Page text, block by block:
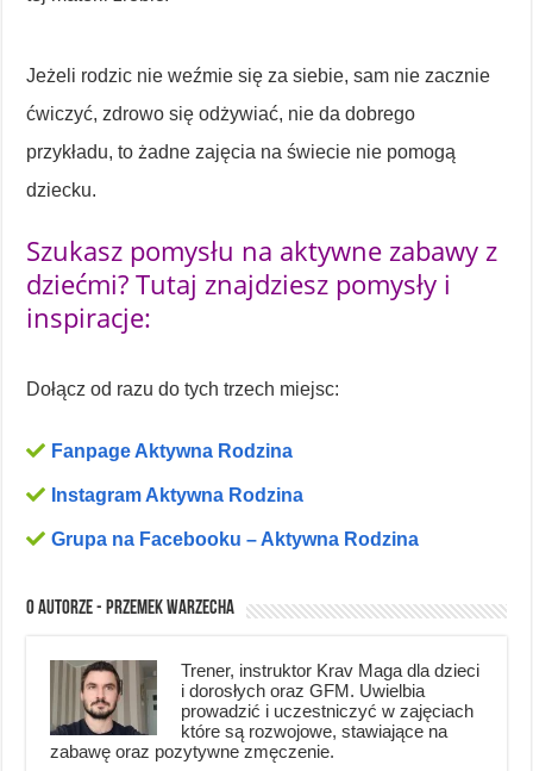
Jeżeli rodzic nie weźmie się za siebie, sam nie zacznie
ćwiczyć, zdrowo się odżywiać, nie da dobrego
przykładu, to żadne zajęcia na świecie nie pomogą
dziecku.
Szukasz pomysłu na aktywne zabawy z
dziećmi? Tutaj znajdziesz pomysły i
inspiracje:
Dołącz od razu do tych trzech miejsc:
Fanpage Aktywna Rodzina
Instagram Aktywna Rodzina
Grupa na Facebooku – Aktywna Rodzina
O autorze - Przemek Warzecha
Trener, instruktor Krav Maga dla dzieci
i dorosłych oraz GFM. Uwielbia
prowadzić i uczestniczyć w zajęciach
które są rozwojowe, stawiające na
zabawę oraz pozytywne zmęczenie.